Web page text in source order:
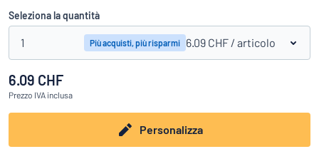
clienti
Azienda
Italiano
Seleziona la quantità
1 Più acquisti, più risparmi 6.09 CHF / articolo
6.09 CHF
Prezzo IVA inclusa
Personalizza